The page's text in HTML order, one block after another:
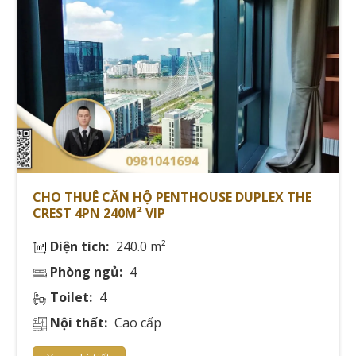
Sử dụng đầy đủ tiện ích
Được bảo vệ quyền riêng tư
Được hỗ trợ kỹ thuật 24/7
Được ưu tiên gia hạn hợp đồng
Tiếp theo, chúng ta sẽ tìm hiểu về vị trí các dự án
penthouse cho thuê tại các khu vực trọng điểm của Hồ
Chí Minh.
VỊ TRÍ CÁC DỰ ÁN PENTHOUSE CHO
THUÊ TẠI HỒ CHÍ MINH
Thị trường cho thuê căn hộ penthouse Hồ Chí Minh
phân bố tập trung tại các khu vực phát triển với hạ
CHO THUÊ CĂN HỘ PENTHOUSE DUPLEX THE
CREST 4PN 240M² VIP
Diện tích: 240.0 m²
Phòng ngủ: 4
Toilet: 4
Nội thất: Cao cấp